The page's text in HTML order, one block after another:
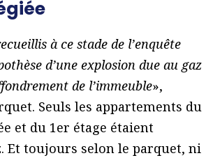
à ce stade de l’enquête
d’une explosion due au gaz
de l’immeuble»,
Seuls les appartements du
et du 1er étage étaient
Et toujours selon le parquet, ni